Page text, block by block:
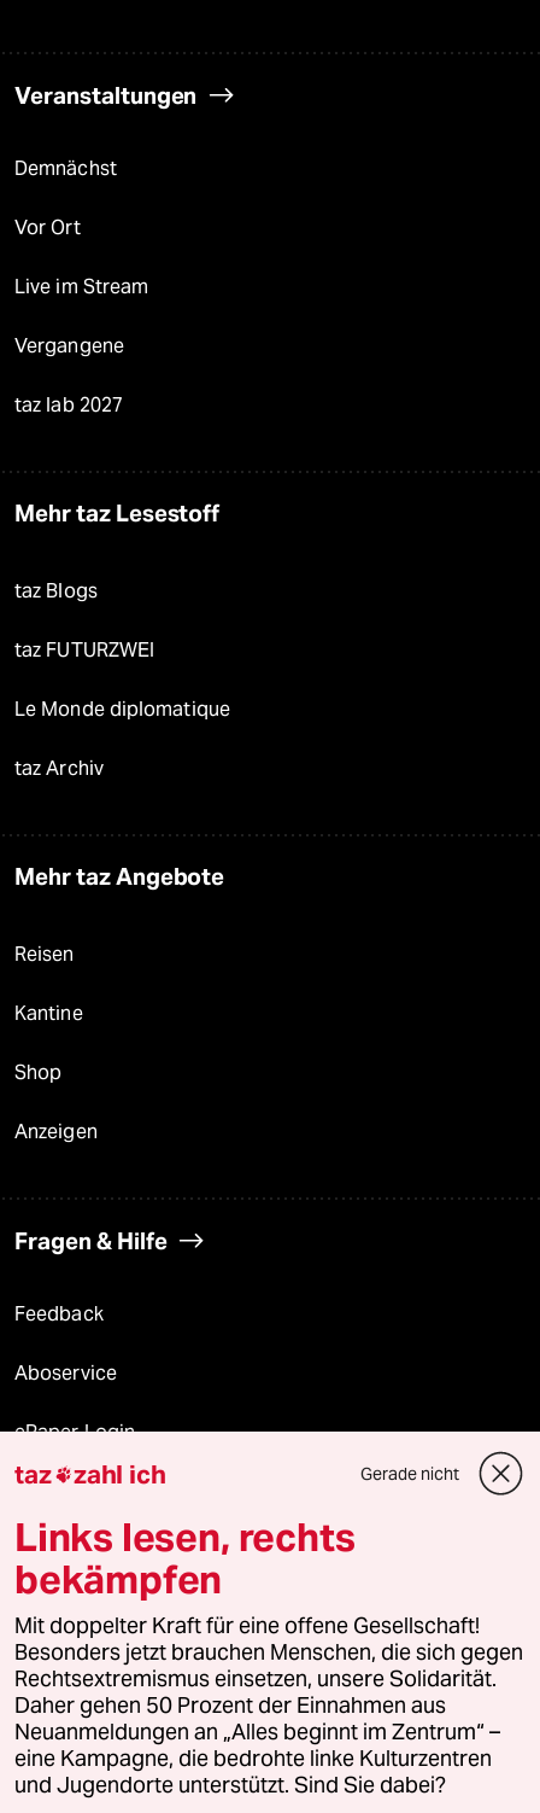
Veranstaltungen
Demnächst
Vor Ort
Live im Stream
Vergangene
taz lab 2027
Mehr taz Lesestoff
taz Blogs
taz FUTURZWEI
Le Monde diplomatique
taz Archiv
Mehr taz Angebote
Reisen
Kantine
Shop
Anzeigen
Fragen & Hilfe
Feedback
Aboservice
ePaper Login
Downloads für Abonnierende
© 2026 taz Verlags und Vertriebs GmbH
Alle Rechte vorbehalten. Bei rechtlichen Fragen oder für Genehmigungen
wenden Sie sich bitte an lizenzen@taz.de
Feedback Redaktionsstatut Kommune-Richtlinien
Leitlinie Informant Datenschutz Impressum AGB
taz zahl ich Gerade nicht
Links lesen, rechts
bekämpfen
Mit doppelter Kraft für eine offene Gesellschaft!
Besonders jetzt brauchen Menschen, die sich gegen
Rechtsextremismus einsetzen, unsere Solidarität.
Daher gehen 50 Prozent der Einnahmen aus
Neuanmeldungen an „Alles beginnt im Zentrum“ –
eine Kampagne, die bedrohte linke Kulturzentren
und Jugendorte unterstützt. Sind Sie dabei?